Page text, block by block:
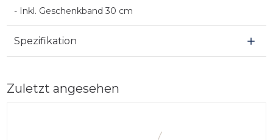
- Inkl. Geschenkband 30 cm
Spezifikation
Zuletzt angesehen